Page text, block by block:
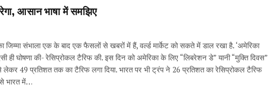
आसान भाषा में समझिए
जिम्मा संभाला एक के बाद एक फैसलों से खबरों में हैं, वर्ल्ड मार्केट को सकते में डाल रखा है. ‘अमेरिका
घोषणा की- रेसिप्रोकल टैरिफ की. इस दिन को अमेरिका के लिए “लिबरेशन डे” यानी “मुक्ति दिवस”
49 प्रतिशत तक का टैरिफ लगा दिया. भारत पर भी ट्रंप ने 26 प्रतिशत का रेसिप्रोकल टैरिफ
से भारत में…